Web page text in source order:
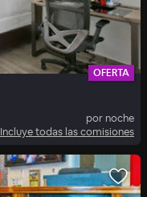
OFERTA
por noche
Incluye todas las comisiones